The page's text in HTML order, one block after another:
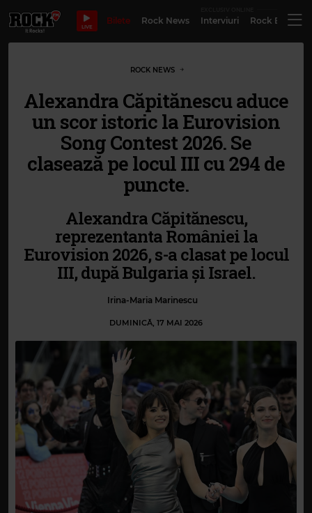
LIVE
Bilete Rock News Interviuri Rock
ROCK NEWS
Alexandra Căpitănescu aduce
un scor istoric la Eurovision
Song Contest 2026. Se
clasează pe locul III cu 294 de
puncte.
Alexandra Căpitănescu,
reprezentanta României la
Eurovision 2026, s-a clasat pe locul
III, după Bulgaria și Israel.
Irina-Maria Marinescu
DUMINICĂ, 17 MAI 2026